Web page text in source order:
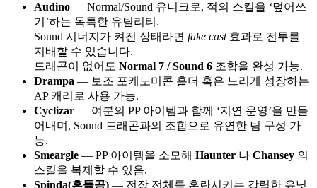
Audino — Normal/Sound 유니크로, 적의 스킬을 ‘덮어쓰
기’하는 독특한 유틸리티.
Sound 시너지가 켜진 상태라면 fake cast효과로 전투를
지배할 수 있습니다.
드래곤이 없어도 Normal 7 / Sound 6 조합을 완성 가능.
Drampa — 보조 포케노미콘 홀더 혹은 느리게 성장하는
AP 캐리로 사용 가능.
Cyclizar — 여분의 PP 아이템과 함께 ‘지연 운영’을 만들
어내며, Sound 드래곤과의 조합으로 유연한 팀 구성 가
능.
Smeargle — PP 아이템을 소모해 Haunter 나 Chansey 의
스킬을 복제할 수 있음.
Spinda(흔들곰) — 전장 전체를 혼란시키는 강력한 유닛